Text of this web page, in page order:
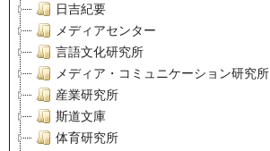
日吉紀要
メディアセンター
言語文化研究所
メディア・コミュニケーション研究所
産業研究所
斯道文庫
体育研究所